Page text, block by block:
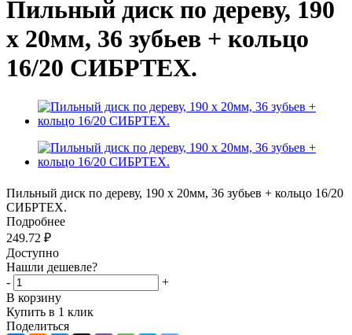
Пильный диск по дереву, 190
х 20мм, 36 зубьев + кольцо
16/20 СИБРТЕХ.
Пильный диск по дереву, 190 х 20мм, 36 зубьев + кольцо 16/20
СИБРТЕХ.
Подробнее
249.72 ₽
Доступно
Нашли дешевле?
-
+
В корзину
Купить в 1 клик
Поделиться